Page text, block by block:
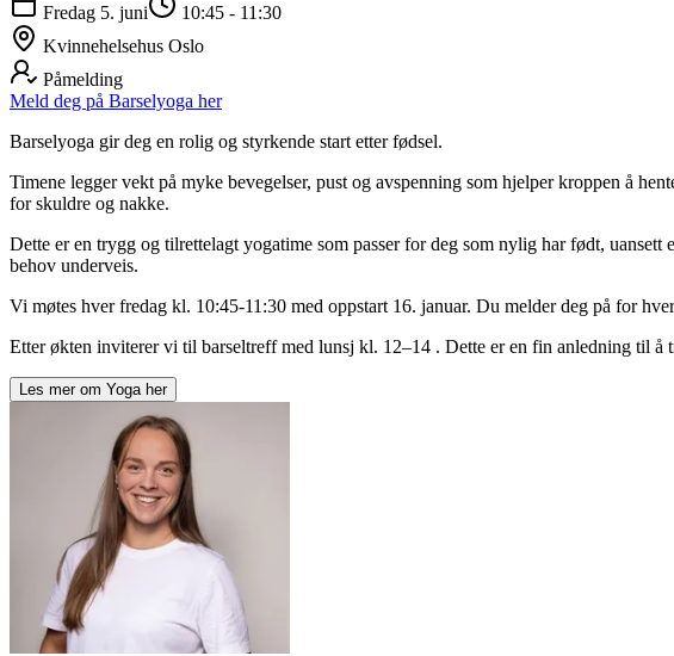
Fredag 5. juni 10:45 - 11:30
Kvinnehelsehus Oslo
Påmelding
Meld deg på Barselyoga her
Barselyoga gir deg en rolig og styrkende start etter fødsel.
Timene legger vekt på myke bevegelser, pust og avspenning som hjelper kroppen å
for skuldre og nakke.
Dette er en trygg og tilrettelagt yogatime som passer for deg som nylig har født,
behov underveis.
Vi møtes hver fredag kl. 10:45-11:30 med oppstart 16. januar. Du melder deg på for
Etter økten inviterer vi til barseltreff med lunsj kl. 12–14 . Dette er en fin anledning til å
Les mer om Yoga her